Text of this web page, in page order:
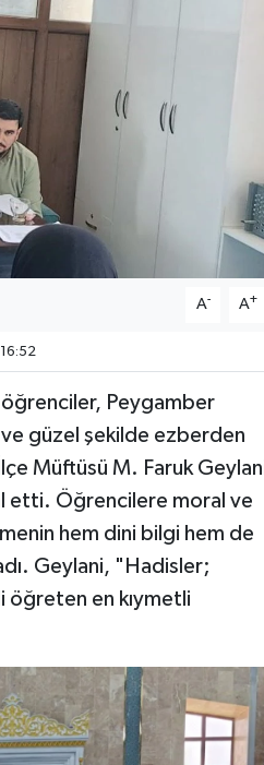
A- A+
Peygamber
güzel şekilde ezberden
Müftüsü M. Faruk
etti. Öğrencilere moral ve
hem dini bilgi hem de
Geylani, "Hadisler;
öğreten en kıymetli